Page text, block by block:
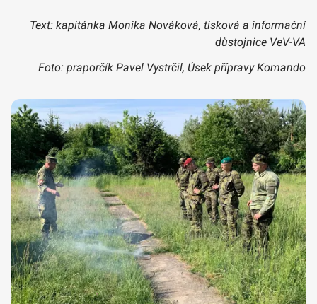
Text: kapitánka Monika Nováková, tisková a informační
důstojnice VeV-VA
Foto: praporčík Pavel Vystrčil, Úsek přípravy Komando